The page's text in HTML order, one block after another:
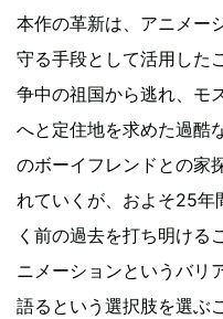
本作の革新は、アニメー
守る手段として活用した
争中の祖国から逃れ、モ
へと定住地を求めた過酷
のボーイフレンドとの家
れていくが、およそ25年
く前の過去を打ち明ける
ニメーションというバリ
語るという選択肢を選ぶ